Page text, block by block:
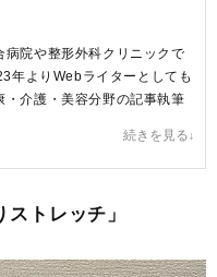
院や整形外科クリニックで
年よりWebライターとしても
介護・美容分野の記事執筆
関する情報を正しく理解し、
ができるような文章を心が
原田ゆうか プロフィールへ
続きを見る
トレッチ」